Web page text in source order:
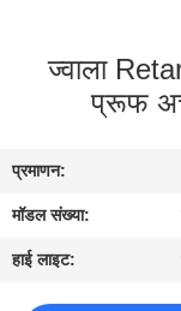
भ्रमण
नियंत्रण
संपर्क
करें
ज्वाला
प्रूफ
प्रमाणन:
मॉडल संख्या:
हाई लाइट: